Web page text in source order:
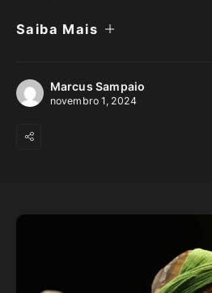
Saiba Mais
Marcus Sampaio
novembro 1, 2024